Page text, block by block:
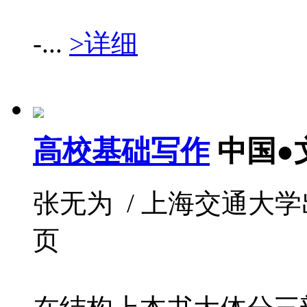
-... >详细
高校基础写作 中国●
张无为 / 上海交通大
页